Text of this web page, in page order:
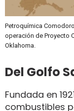
Petroquímica
operación de Proyecto
Oklahoma.
Del Golfo
Fundada en
combustibles